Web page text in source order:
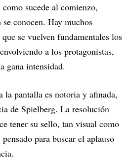
como sucede al comienzo,
conocen. Hay muchos
se vuelven fundamentales los
a los protagonistas,
gana intensidad.
la pantalla es notoria y afinada,
de Spielberg. La resolución
tener su sello, tan visual como
para buscar el aplauso